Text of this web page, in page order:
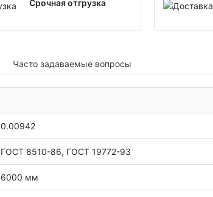
Срочная отгрузка
Часто задаваемые вопросы
0.00942
ГОСТ 8510-86, ГОСТ 19772-93
6000 мм